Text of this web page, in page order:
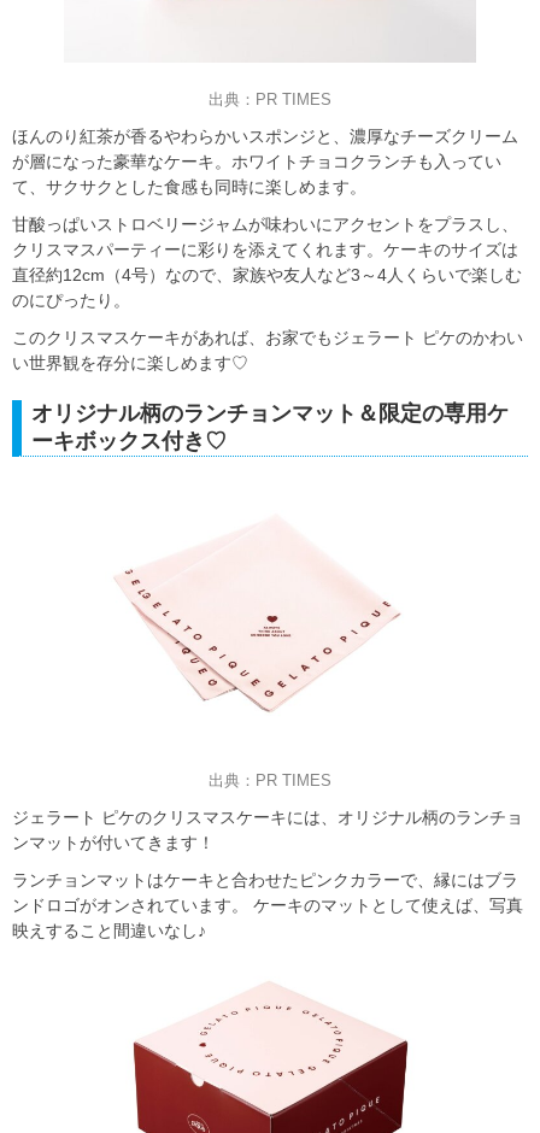
出典：PR TIMES
ほんのり紅茶が香るやわらかいスポンジと、濃厚なチーズクリーム
が層になった豪華なケーキ。ホワイトチョコクランチも入ってい
て、サクサクとした食感も同時に楽しめます。
甘酸っぱいストロベリージャムが味わいにアクセントをプラスし、
クリスマスパーティーに彩りを添えてくれます。ケーキのサイズは
直径約12cm（4号）なので、家族や友人など3～4人くらいで楽しむ
のにぴったり。
このクリスマスケーキがあれば、お家でもジェラート ピケのかわい
い世界観を存分に楽しめます♡
オリジナル柄のランチョンマット＆限定の専用ケ
ーキボックス付き♡
出典：PR TIMES
ジェラート ピケのクリスマスケーキには、オリジナル柄のランチョ
ンマットが付いてきます！
ランチョンマットはケーキと合わせたピンクカラーで、縁にはブラ
ンドロゴがオンされています。 ケーキのマットとして使えば、写真
映えすること間違いなし♪